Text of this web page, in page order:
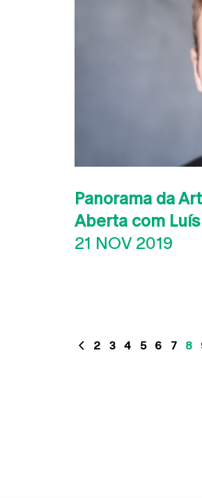
Panorama da
Aberta com
21 NOV 2019
2 3 4 5 6 7 8